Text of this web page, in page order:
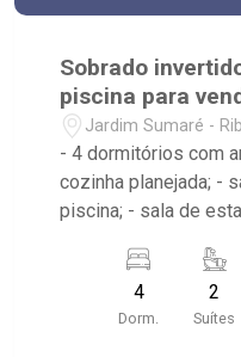
Sobrado
piscina para
Sumaré
Jardim Sumaré -
- 4 dormitórios com
cozinha planejada; -
piscina; - sala de
banheiros com
- despensa; -
com armários; - 4
4
Dorm.
2
Suítes